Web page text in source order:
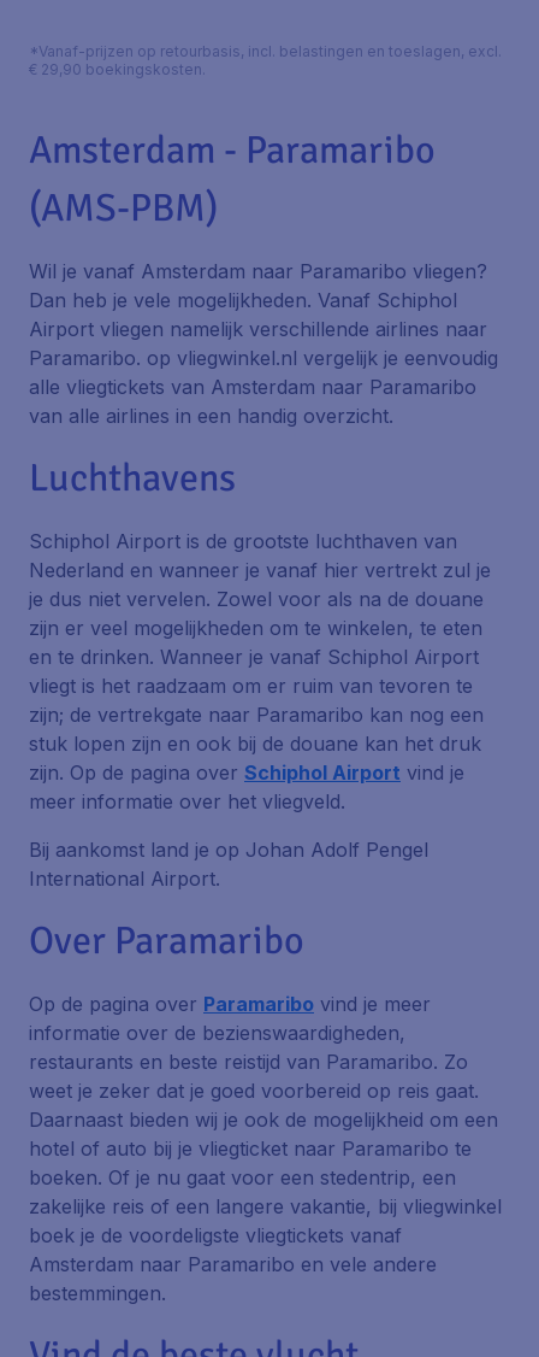
*Vanaf-prijzen op retourbasis, incl. belastingen en toeslagen, excl.
€ 29,90 boekingskosten.
Amsterdam - Paramaribo
(AMS-PBM)
Wil je vanaf Amsterdam naar Paramaribo vliegen?
Dan heb je vele mogelijkheden. Vanaf Schiphol
Airport vliegen namelijk verschillende airlines naar
Paramaribo. op vliegwinkel.nl vergelijk je eenvoudig
alle vliegtickets van Amsterdam naar Paramaribo
van alle airlines in een handig overzicht.
Luchthavens
Schiphol Airport is de grootste luchthaven van
Nederland en wanneer je vanaf hier vertrekt zul je
je dus niet vervelen. Zowel voor als na de douane
zijn er veel mogelijkheden om te winkelen, te eten
en te drinken. Wanneer je vanaf Schiphol Airport
vliegt is het raadzaam om er ruim van tevoren te
zijn; de vertrekgate naar Paramaribo kan nog een
stuk lopen zijn en ook bij de douane kan het druk
zijn. Op de pagina over Schiphol Airport vind je
meer informatie over het vliegveld.
Bij aankomst land je op Johan Adolf Pengel
International Airport.
Over Paramaribo
Op de pagina over Paramaribo vind je meer
informatie over de bezienswaardigheden,
restaurants en beste reistijd van Paramaribo. Zo
weet je zeker dat je goed voorbereid op reis gaat.
Daarnaast bieden wij je ook de mogelijkheid om een
hotel of auto bij je vliegticket naar Paramaribo te
boeken. Of je nu gaat voor een stedentrip, een
zakelijke reis of een langere vakantie, bij vliegwinkel
boek je de voordeligste vliegtickets vanaf
Amsterdam naar Paramaribo en vele andere
bestemmingen.